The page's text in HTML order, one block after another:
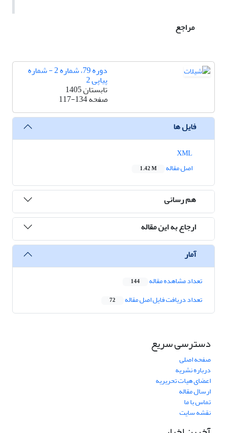
مراجع
دوره 79، شماره 2 - شماره
پیاپی 2
تابستان 1405
صفحه117-134
فایل ها
اصل مقاله
1.42 M
هم رسانی
ارجاع به این مقاله
آمار
تعداد مشاهده مقاله 144
تعداد دریافت فایل اصل مقاله 72
دسترسی سریع
صفحه اصلی
درباره نشریه
اعضای هیات تحریریه
ارسال مقاله
تماس با ما
نقشه سایت